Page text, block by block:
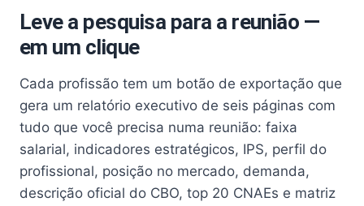
Leve a pesquisa para a reunião —
em um clique
Cada profissão tem um botão de exportação que
gera um relatório executivo de seis páginas com
tudo que você precisa numa reunião: faixa
salarial, indicadores estratégicos, IPS, perfil do
profissional, posição no mercado, demanda,
descrição oficial do CBO, top 20 CNAEs e matriz